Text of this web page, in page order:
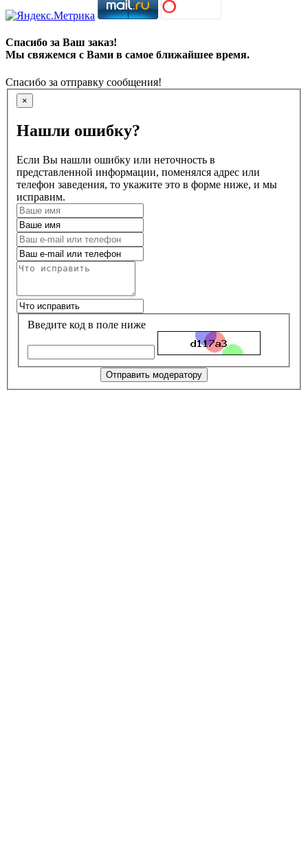
Спасибо за Ваш заказ!
Мы свяжемся с Вами в самое ближайшее время.
Спасибо за отправку сообщения!
×
Нашли ошибку?
Если Вы нашли ошибку или неточность в
представленной информации, поменялся адрес или
телефон заведения, то укажите это в форме ниже, и мы
исправим.
Введите код в поле ниже
Отправить модератору